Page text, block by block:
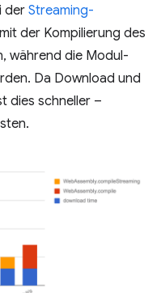
der Streaming-
der Kompilierung des
während die Modul-
Da Download und
dies schneller –